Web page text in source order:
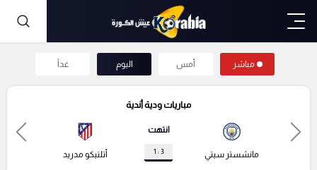
مباشر أمس اليوم غداً
مباريات ودية أندية
مانشستر سيتي
انتهت
3 : 1 أتلتيكو مدريد